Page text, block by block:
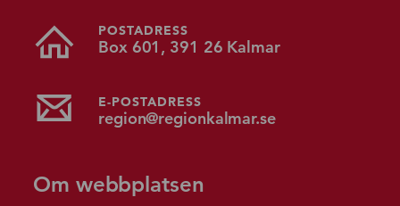
POSTADRESS
Box 601, 391 26 Kalmar
E-POSTADRESS
region@regionkalmar.se
Om webbplatsen